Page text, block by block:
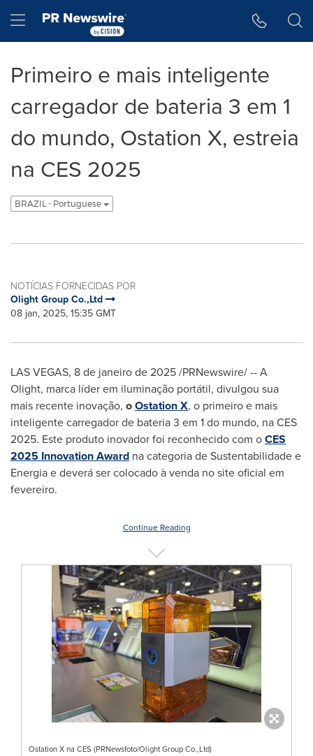
Hamburger menu
Primeiro e mais inteligente
carregador de bateria 3 em 1
do mundo, Ostation X, estreia
na CES 2025
BRAZIL - Portuguese
NOTÍCIAS FORNECIDAS POR
Olight Group Co.,Ltd
08 jan, 2025, 15:35 GMT
LAS VEGAS, 8 de janeiro de 2025/PRNewswire/ -- A
Olight, marca líder em iluminação portátil, divulgou sua
mais recente inovação, oOstation X, o primeiro e mais
inteligente carregador de bateria 3 em 1 do mundo, na CES
2025. Este produto inovador foi reconhecido com oCES
2025 Innovation Award na categoria de Sustentabilidade e
Energia e deverá ser colocado à venda no site oficial em
fevereiro.
Continue Reading
Ostation X na CES (PRNewsfoto/Olight Group Co.,Ltd)